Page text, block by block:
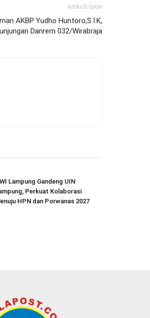
Artikulli tjetër
AKBP Yudho Huntoro,S.I.K,
Danrem 032/Wirabraja
Lampung Gandeng UIN
Perkuat Kolaborasi
HPN dan Porwanas 2027